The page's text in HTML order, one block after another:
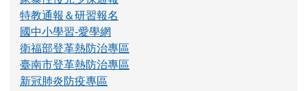
特教通報＆研習報名
國中小學習-愛學網
衛福部登革熱防治專區
臺南市登革熱防治專區
新冠肺炎防疫專區